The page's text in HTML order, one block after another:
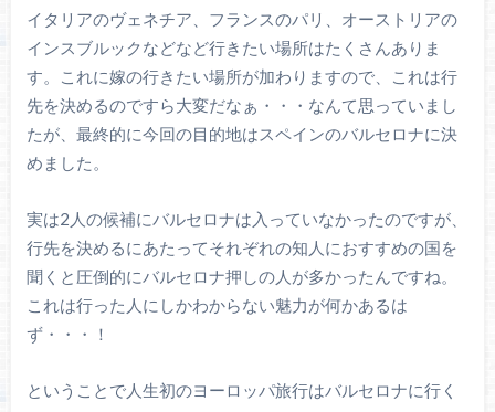
イタリアのヴェネチア、フランスのパリ、オーストリアの
インスブルックなどなど行きたい場所はたくさんありま
す。これに嫁の行きたい場所が加わりますので、これは行
先を決めるのですら大変だなぁ・・・なんて思っていまし
たが、最終的に今回の目的地はスペインのバルセロナに決
めました。
実は2人の候補にバルセロナは入っていなかったのですが、
行先を決めるにあたってそれぞれの知人におすすめの国を
聞くと圧倒的にバルセロナ押しの人が多かったんですね。
これは行った人にしかわからない魅力が何かあるは
ず・・・！
ということで人生初のヨーロッパ旅行はバルセロナに行く